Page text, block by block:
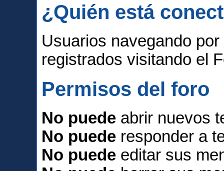
¿Quién está
Usuarios navegando
registrados visitando el
Permisos del foro
No puede abrir nuevos
No puede responder a
No puede editar sus